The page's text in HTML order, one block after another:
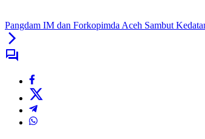
Pangdam IM dan Forkopimda Aceh Sambut